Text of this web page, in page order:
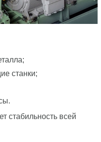
станки;
стабильность всей